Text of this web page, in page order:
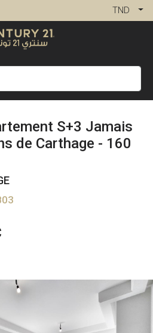
TND
S+3 Jamais
de Carthage - 160